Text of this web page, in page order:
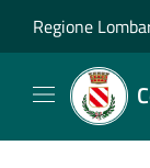
Regione